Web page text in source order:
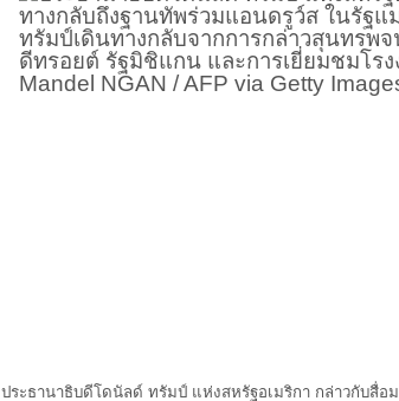
ประธานาธิบดีโดนัลด์ ทรัมป์ แห่งสหรัฐอเมริกา กล่าวกับสื่